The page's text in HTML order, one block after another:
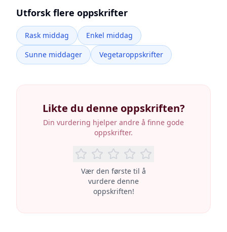
Utforsk flere oppskrifter
Rask middag
Enkel middag
Sunne middager
Vegetaroppskrifter
Likte du denne oppskriften?
Din vurdering hjelper andre å finne gode
oppskrifter.
Vær den første til å
vurdere denne
oppskriften!